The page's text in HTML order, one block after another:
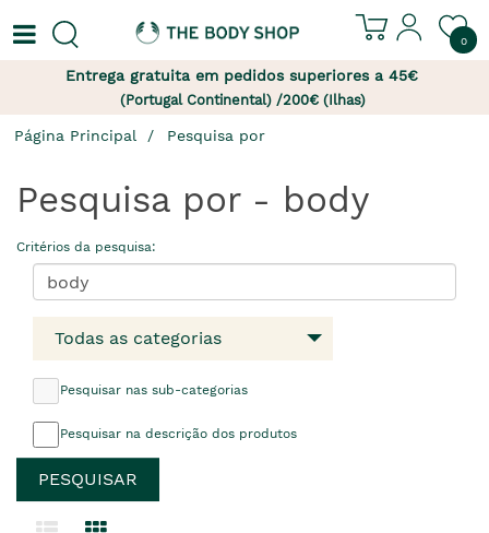
0
Entrega gratuita em pedidos superiores a 45€
(Portugal Continental) /200€ (Ilhas)
Página Principal Pesquisa por
Pesquisa por - body
Critérios da pesquisa:
Todas as categorias
Pesquisar nas sub-categorias
Pesquisar na descrição dos produtos